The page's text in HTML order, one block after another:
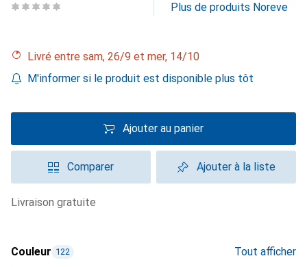
Plus de produits Noreve
Livré entre sam, 26/9 et mer, 14/10
M'informer si le produit est disponible plus tôt
Ajouter au panier
Comparer Ajouter à la liste
livraison gratuite
Couleur 122 Tout afficher